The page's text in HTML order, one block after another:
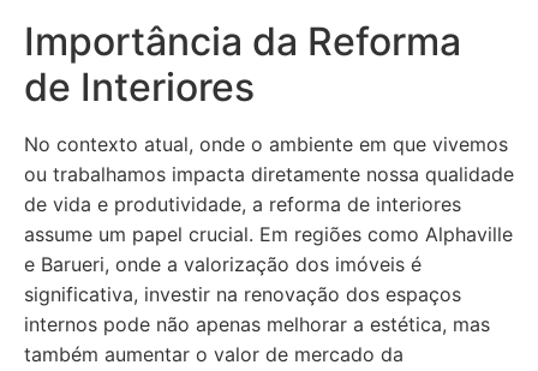
Importância da Reforma
de Interiores
No contexto atual, onde o ambiente em que vivemos
ou trabalhamos impacta diretamente nossa qualidade
de vida e produtividade, a reforma de interiores
assume um papel crucial. Em regiões como Alphaville
e Barueri, onde a valorização dos imóveis é
significativa, investir na renovação dos espaços
internos pode não apenas melhorar a estética, mas
também aumentar o valor de mercado da